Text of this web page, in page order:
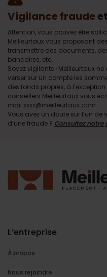
Vigilance fraude
Attention, vous pouvez être
Meilleurtaux vous proposant
transmettre des documents,
bancaires, etc.
Soyez vigilants · Meilleurtaux
verser sur un compte les
des fonds propres, à
conseillers Meilleurtaux vous
mail xxxx@meilleurtaux.com
Vous avez un doute sur l’un
d’une fraude ? Consultez notre
L’entreprise
À propos
Nous rejoindre